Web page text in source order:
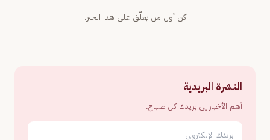
كن أول من يعلّق على هذا الخبر.
النشرة البريدية
أهم الأخبار إلى بريدك كل صباح.